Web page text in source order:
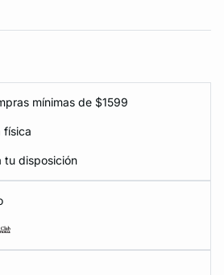
mínimas de $1599
física
tu disposición